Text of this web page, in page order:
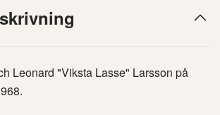
Leonard "Viksta Lasse" Larsson på